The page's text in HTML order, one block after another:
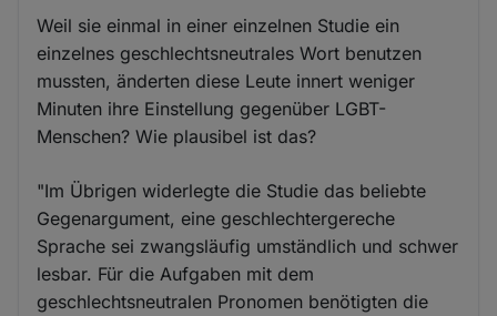
Weil sie einmal in einer einzelnen Studie ein
einzelnes geschlechtsneutrales Wort benutzen
mussten, änderten diese Leute innert weniger
Minuten ihre Einstellung gegenüber LGBT-
Menschen? Wie plausibel ist das?
"Im Übrigen widerlegte die Studie das beliebte
Gegenargument, eine geschlechtergereche
Sprache sei zwangsläufig umständlich und schwer
lesbar. Für die Aufgaben mit dem
geschlechtsneutralen Pronomen benötigten die